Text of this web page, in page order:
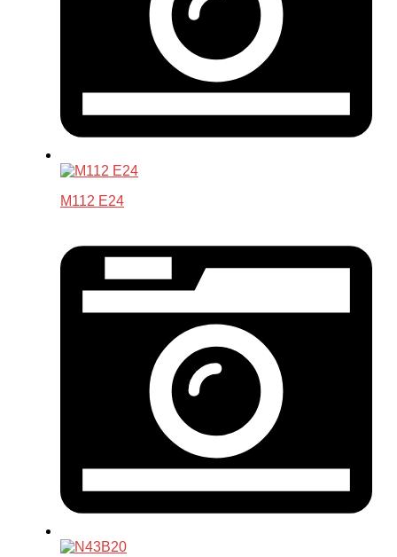
M112 E24